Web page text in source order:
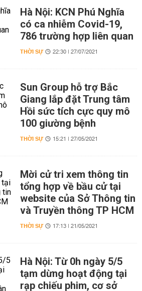
Hà Nội: KCN Phú Nghĩa
có ca nhiễm Covid-19,
786 trường hợp liên quan
THỜI SỰ 22:30 | 27/07/2021
Sun Group hỗ trợ Bắc
Giang lắp đặt Trung tâm
Hồi sức tích cực quy mô
100 giường bệnh
THỜI SỰ 15:21 | 27/05/2021
Mời cử tri xem thông tin
tổng hợp về bầu cử tại
website của Sở Thông tin
và Truyền thông TP HCM
THỜI SỰ 17:13 | 21/05/2021
Hà Nội: Từ 0h ngày 5/5
tạm dừng hoạt động tại
rạp chiếu phim, cơ sở